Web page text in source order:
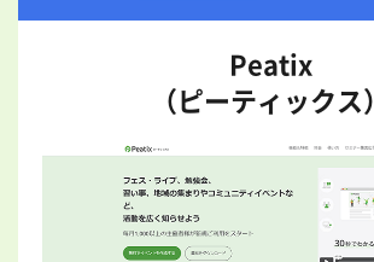
Peatix
（ピーティックス）